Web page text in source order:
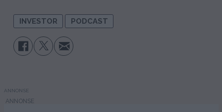
INVESTOR PODCAST
ANNONSE